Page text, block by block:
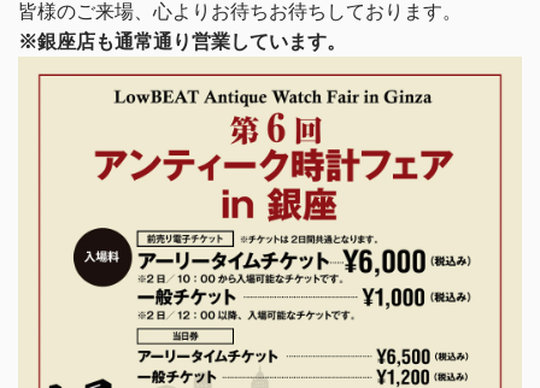
皆様のご来場、心よりお待ちお待ちしております。
※銀座店も通常通り営業しています。